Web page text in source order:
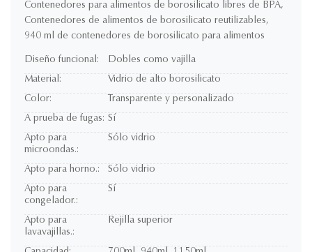
Contenedores para alimentos de borosilicato libres de BPA,
Contenedores de alimentos de borosilicato reutilizables,
940 ml de contenedores de borosilicato para alimentos
Diseño funcional:
Dobles como vajilla
Material:
Vidrio de alto borosilicato
Color:
Transparente y personalizado
A prueba de fugas: Sí
Apto para
microondas.:
Sólo vidrio
Apto para horno.:
Sólo vidrio
Apto para
congelador.:
Sí
Apto para
lavavajillas.:
Rejilla superior